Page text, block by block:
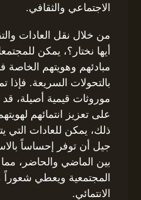
الاجتماعي والثقافي.
من خلال نقل العادات
أيها نختار؟، يمكن
مبادئهم وهويتهم الخاصة
بالتحولات السريعة.
موروثات قيمية أصيلة، قد
على تعزيز انتمائهم
ذلك، يمكن للعادات التي
جيل أن توفر إحساساً
بين الماضي والحاضر،
المجتمعية ويعطي شعوراً
الانتمائي.